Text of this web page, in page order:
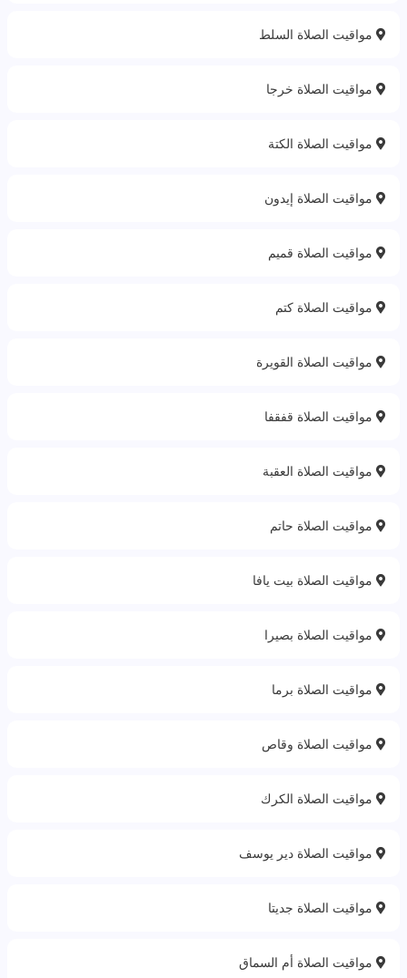
مواقيت الصلاة السلط
مواقيت الصلاة خرجا
مواقيت الصلاة الكتة
مواقيت الصلاة إيدون
مواقيت الصلاة قميم
مواقيت الصلاة كتم
مواقيت الصلاة القويرة
مواقيت الصلاة قفقفا
مواقيت الصلاة العقبة
مواقيت الصلاة حاتم
مواقيت الصلاة بيت يافا
مواقيت الصلاة بصيرا
مواقيت الصلاة برما
مواقيت الصلاة وقاص‎
مواقيت الصلاة الكرك
مواقيت الصلاة دير يوسف
مواقيت الصلاة جديتا
مواقيت الصلاة أم السماق